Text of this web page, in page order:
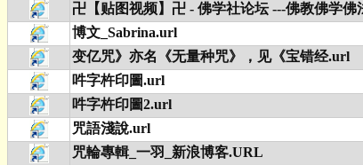
卍【贴图视频】卍 - 佛学社论坛 ---佛教佛学
博文_Sabrina.url
变亿咒》亦名《无量种咒》，见《宝错经.url
吽字杵印圖.url
吽字杵印圖2.url
咒語淺說.url
咒輪專輯_一羽_新浪博客.URL